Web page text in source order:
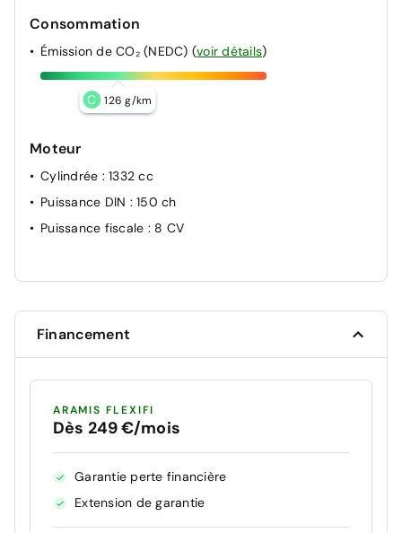
Consommation
Émission de CO₂ (NEDC) (voir détails)
C 126 g/km
Moteur
Cylindrée : 1332 cc
Puissance DIN : 150 ch
Puissance fiscale : 8 CV
Financement
ARAMIS FLEXIFI
Dès 249 €/mois
Garantie perte financière
Extension de garantie